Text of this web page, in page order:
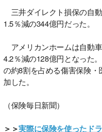
三井ダイレクト損保の自
1.5％減の344億円だった。
アメリカンホームは自動
4.2％減の128億円となった
の約8割を占める傷害保険
加した。
（保険毎日新聞）
＞＞実際に保険を使ったド